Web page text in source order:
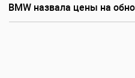
BMW назвала цены на